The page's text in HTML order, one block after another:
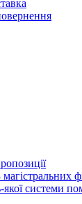
якої системи